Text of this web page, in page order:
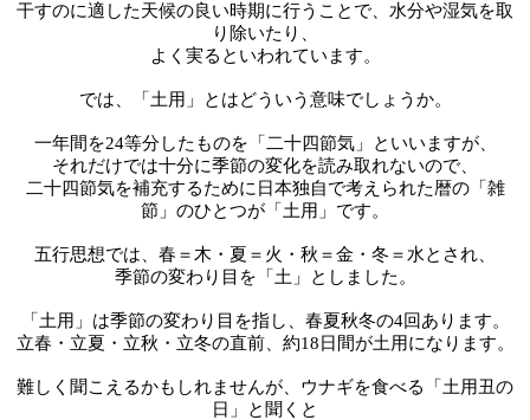
干すのに適した天候の良い時期に行うことで、水分や湿気を取
り除いたり、
よく実るといわれています。
では、「土用」とはどういう意味でしょうか。
一年間を24等分したものを「二十四節気」といいますが、
それだけでは十分に季節の変化を読み取れないので、
二十四節気を補充するために日本独自で考えられた暦の「雑
節」のひとつが「土用」です。
五行思想では、春＝木・夏＝火・秋＝金・冬＝水とされ、
季節の変わり目を「土」としました。
「土用」は季節の変わり目を指し、春夏秋冬の4回あります。
立春・立夏・立秋・立冬の直前、約18日間が土用になります。
難しく聞こえるかもしれませんが、ウナギを食べる「土用丑の
日」と聞くと